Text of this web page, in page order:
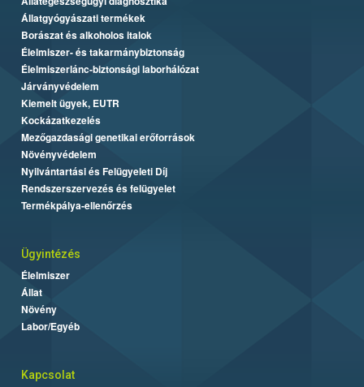
Állatgyógyászati termékek
Borászat és alkoholos italok
Élelmiszer- és takarmánybiztonság
Élelmiszerlánc-biztonsági laborhálózat
Járványvédelem
Kiemelt ügyek, EUTR
Kockázatkezelés
Mezőgazdasági genetikai erőforrások
Növényvédelem
Nyilvántartási és Felügyeleti Díj
Rendszerszervezés és felügyelet
Termékpálya-ellenőrzés
Ügyintézés
Élelmiszer
Állat
Növény
Labor/Egyéb
Kapcsolat